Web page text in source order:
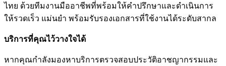
ไทย ด้วยทีมงานมืออาชีพที่พร้อมให้คำปรึกษาและดำเนินการ
ให้รวดเร็ว แม่นยำ พร้อมรับรองเอกสารที่ใช้งานได้ระดับสากล
บริการที่คุณไว้วางใจได้
หากคุณกำลังมองหาบริการตรวจสอบประวัติอาชญากรรมและ